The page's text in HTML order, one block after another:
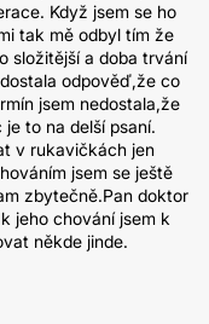
Když jsem se ho
tak mě odbyl tím že
složitější a doba trvání
odpověď,že co
jsem nedostala,že
to na delší psaní.
v rukavičkách jen
jsem se ještě
zbytečně.Pan doktor
jeho chování jsem k
někde jinde.